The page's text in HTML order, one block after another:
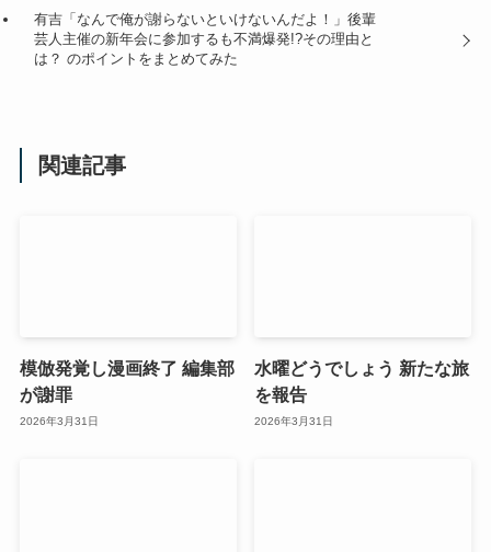
有吉「なんで俺が謝らないといけないんだよ！」後輩
芸人主催の新年会に参加するも不満爆発!?その理由と
は？ のポイントをまとめてみた
関連記事
模倣発覚し漫画終了 編集部
が謝罪
2026年3月31日
水曜どうでしょう 新たな旅
を報告
2026年3月31日